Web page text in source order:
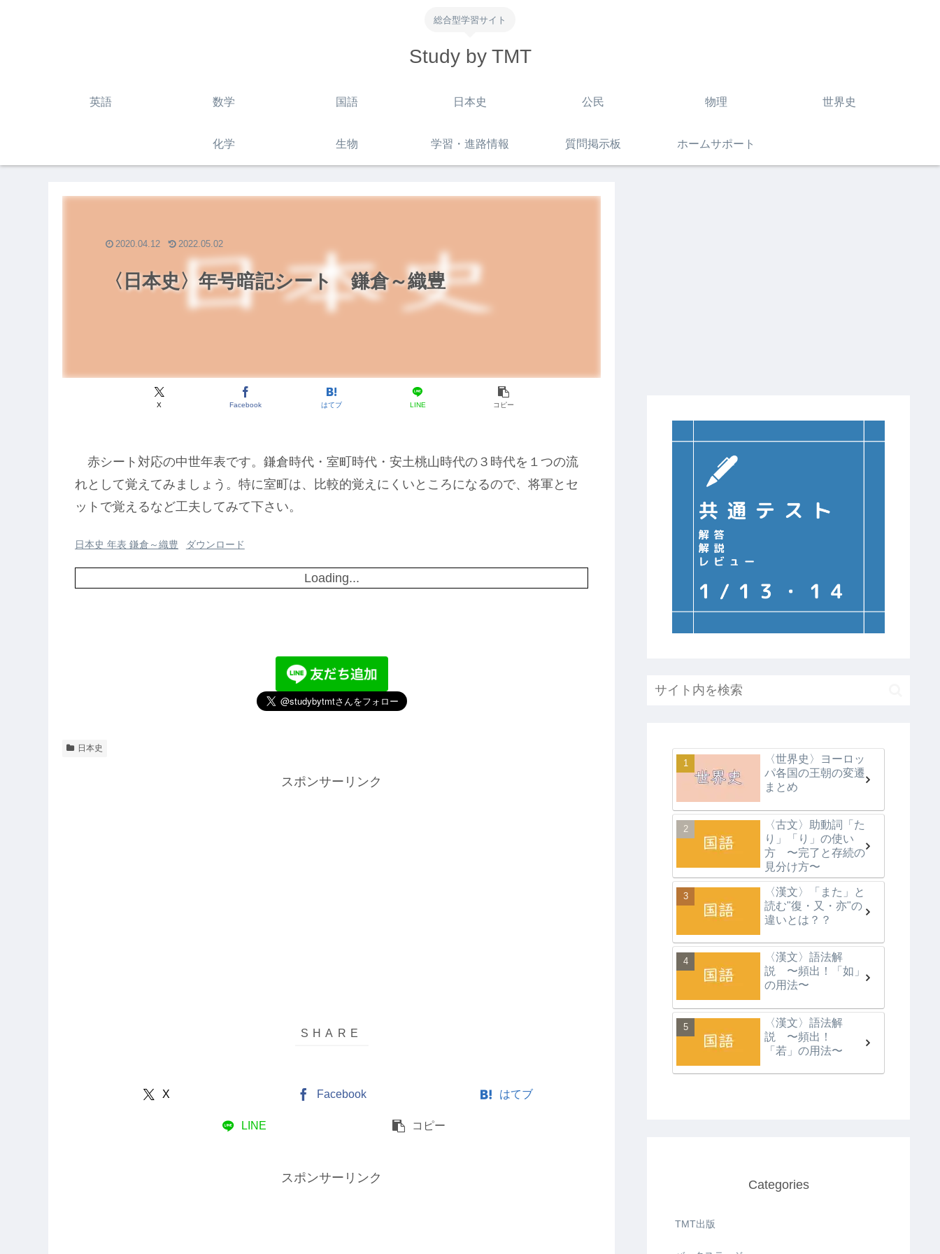
総合型学習サイト
Study by TMT
英語 数学 国語 日本史 公民 物理 世界史
化学 生物 学習・進路情報 質問掲示板 ホームサポート
〈日本史〉年号暗記シート 鎌倉～織豊
X Facebook はてブ LINE コピー
2020.04.12 2022.05.02
赤シート対応の中世年表です。鎌倉時代・室町時代・安土桃山時代の３時代を１つの流
れとして覚えてみましょう。特に室町は、比較的覚えにくいところになるので、将軍とセ
ットで覚えるなど工夫してみて下さい。
日本史 年表 鎌倉～織豊 ダウンロード
Loading...
日本史
スポンサーリンク
X Facebook はてブ
LINE コピー
スポンサーリンク
〈世界史〉ヨーロッ
パ各国の王朝の変遷
まとめ
〈古文〉助動詞「た
り」「り」の使い
方 〜完了と存続の
見分け方〜
〈漢文〉「また」と
読む"復・又・亦"の
違いとは？？
〈漢文〉語法解
説 〜頻出！「如」
の用法〜
〈漢文〉語法解
説 〜頻出！
「若」の用法〜
Categories
TMT出版